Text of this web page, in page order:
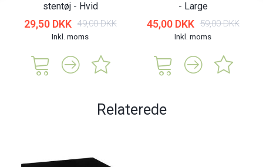
stentøj - Hvid
29,50 DKK 49,00 DKK
Inkl. moms
- Large
45,00 DKK 59,00 DKK
Inkl. moms
Relaterede